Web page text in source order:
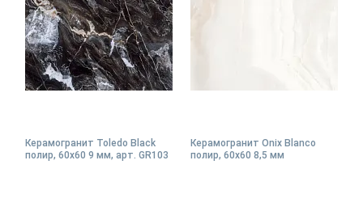
Керамогранит Toledo Black
полир, 60x60 9 мм, арт. GR103
Керамогранит Onix Blanco
полир, 60x60 8,5 мм